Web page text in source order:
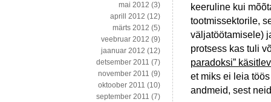
keeruline kui
tootmissektorile,
väljatöötamisele)
protsess kas tuli
paradoksi”
et miks ei leia
andmeid, sest
mai 2012 (3)
aprill 2012 (12)
märts 2012 (5)
veebruar 2012 (9)
jaanuar 2012 (12)
detsember 2011 (7)
november 2011 (9)
oktoober 2011 (10)
september 2011 (7)